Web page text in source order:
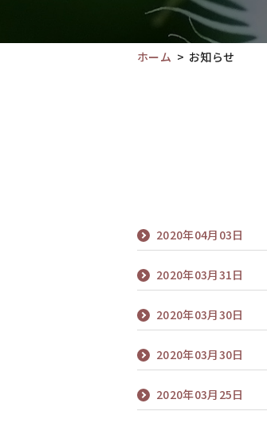
ホーム お知らせ
2020年04月03日
2020年03月31日
2020年03月30日
2020年03月30日
2020年03月25日